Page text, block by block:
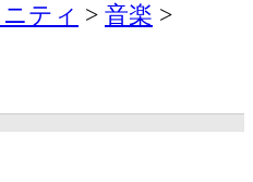
ティ
音楽